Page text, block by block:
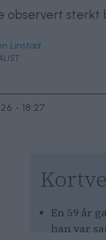
observert sterkt
Linstad
- 18:27
En 59 år
han var